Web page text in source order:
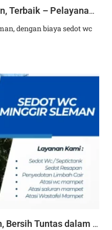
Sedot WC Kalasan Sleman, Terbaik – Pelayanan 24 Jam
dengan biaya sedot wc
Sedot Wc Minggir Sleman, Bersih Tuntas dalam 30 Menit